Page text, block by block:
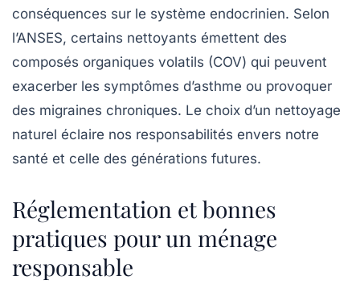
conséquences sur le système endocrinien. Selon
l’ANSES, certains nettoyants émettent des
composés organiques volatils (COV) qui peuvent
exacerber les symptômes d’asthme ou provoquer
des migraines chroniques. Le choix d’un nettoyage
naturel éclaire nos responsabilités envers notre
santé et celle des générations futures.
Réglementation et bonnes
pratiques pour un ménage
responsable